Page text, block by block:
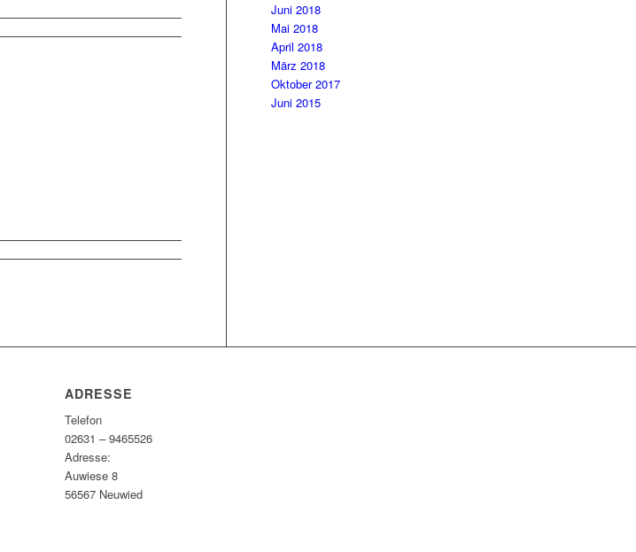
Juni 2018
Mai 2018
April 2018
März 2018
Oktober 2017
Juni 2015
ADRESSE
Telefon
02631 – 9465526
Adresse:
Auwiese 8
56567 Neuwied